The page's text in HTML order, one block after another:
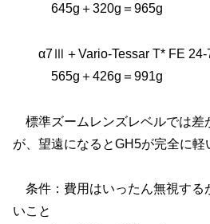
645g＋320g＝965g
α7Ⅲ＋Vario-Tessar T* FE 24-
565g＋426g＝991g
標準ズームレンズレベルでは差
が、望遠になるとGH5が完全に軽
条件：費用はいったん無視する
いこと